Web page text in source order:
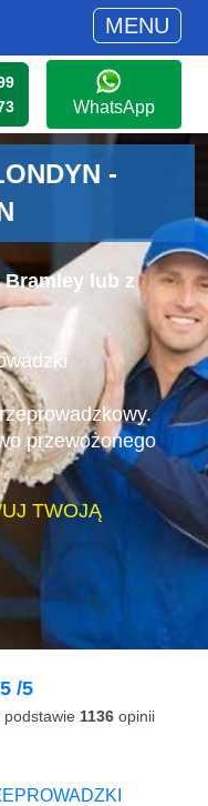
MENU
WhatsApp
-
lub z
przewożonego
TWOJĄ
5 /5
podstawie 1136 opinii